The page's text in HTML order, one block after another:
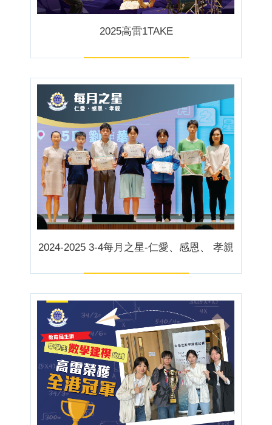
2025高雷1TAKE
2024-2025 3-4每月之星-仁愛、感恩、 孝親